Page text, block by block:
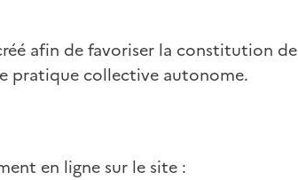
afin de favoriser la constitution de
pratique collective autonome.
en ligne sur le site :